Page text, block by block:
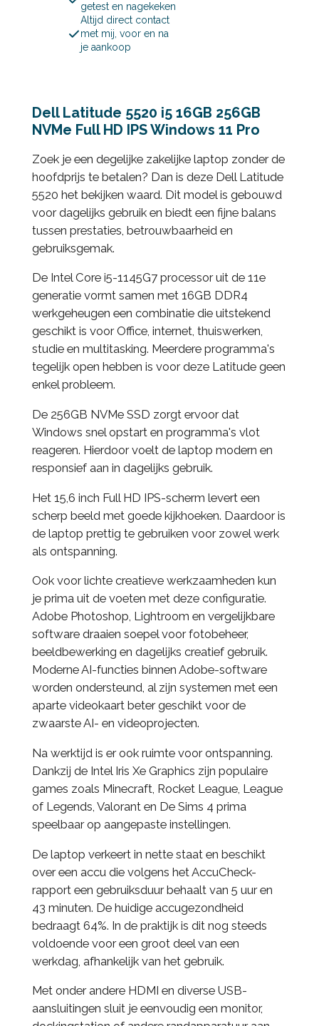
getest en nagekeken
Altijd direct contact
met mij, voor en na
je aankoop
Dell Latitude 5520 i5 16GB 256GB
NVMe Full HD IPS Windows 11 Pro
Zoek je een degelijke zakelijke laptop zonder de
hoofdprijs te betalen? Dan is deze Dell Latitude
5520 het bekijken waard. Dit model is gebouwd
voor dagelijks gebruik en biedt een fijne balans
tussen prestaties, betrouwbaarheid en
gebruiksgemak.
De Intel Core i5-1145G7 processor uit de 11e
generatie vormt samen met 16GB DDR4
werkgeheugen een combinatie die uitstekend
geschikt is voor Office, internet, thuiswerken,
studie en multitasking. Meerdere programma's
tegelijk open hebben is voor deze Latitude geen
enkel probleem.
De 256GB NVMe SSD zorgt ervoor dat
Windows snel opstart en programma's vlot
reageren. Hierdoor voelt de laptop modern en
responsief aan in dagelijks gebruik.
Het 15,6 inch Full HD IPS-scherm levert een
scherp beeld met goede kijkhoeken. Daardoor is
de laptop prettig te gebruiken voor zowel werk
als ontspanning.
Ook voor lichte creatieve werkzaamheden kun
je prima uit de voeten met deze configuratie.
Adobe Photoshop, Lightroom en vergelijkbare
software draaien soepel voor fotobeheer,
beeldbewerking en dagelijks creatief gebruik.
Moderne AI-functies binnen Adobe-software
worden ondersteund, al zijn systemen met een
aparte videokaart beter geschikt voor de
zwaarste AI- en videoprojecten.
Na werktijd is er ook ruimte voor ontspanning.
Dankzij de Intel Iris Xe Graphics zijn populaire
games zoals Minecraft, Rocket League, League
of Legends, Valorant en De Sims 4 prima
speelbaar op aangepaste instellingen.
De laptop verkeert in nette staat en beschikt
over een accu die volgens het AccuCheck-
rapport een gebruiksduur behaalt van 5 uur en
43 minuten. De huidige accugezondheid
bedraagt 64%. In de praktijk is dit nog steeds
voldoende voor een groot deel van een
werkdag, afhankelijk van het gebruik.
Met onder andere HDMI en diverse USB-
aansluitingen sluit je eenvoudig een monitor,